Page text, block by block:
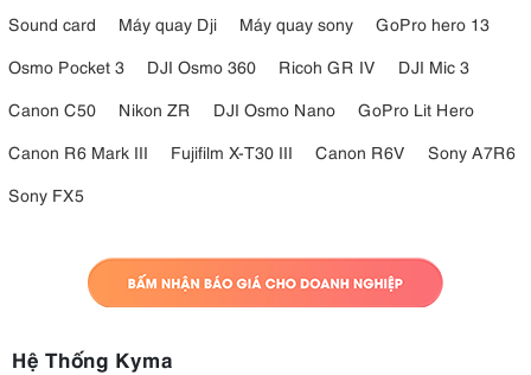
Sound card
Máy quay Dji Máy quay sony
GoPro hero 13
Osmo Pocket 3
DJI Osmo 360 Ricoh GR IV
DJI Mic 3
Canon C50
Nikon ZR DJI Osmo Nano
GoPro Lit Hero
Canon R6 Mark III
Fujifilm X-T30 III Canon R6V
Sony A7R6
Sony FX5
Hệ Thống Kyma